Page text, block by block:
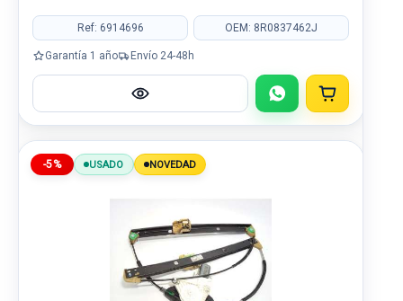
Ref: 6914696 OEM: 8R0837462J
Garantía 1 año Envío 24-48h
-5% USADO NOVEDAD